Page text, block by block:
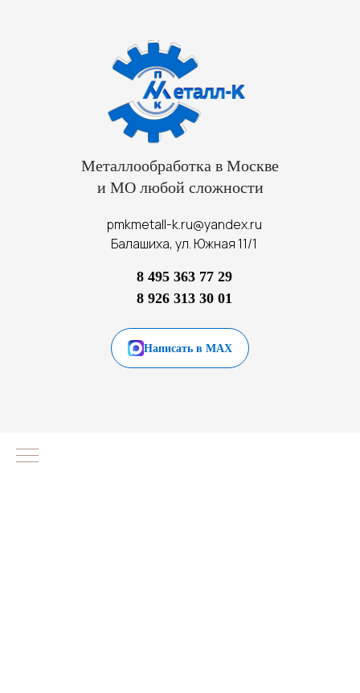
Металлообработка в Москве
и МО любой сложности
pmkmetall-k.ru@yandex.ru
Балашиха, ул. Южная 11/1
8 495 363 77 29
8 926 313 30 01
Написать в MAX